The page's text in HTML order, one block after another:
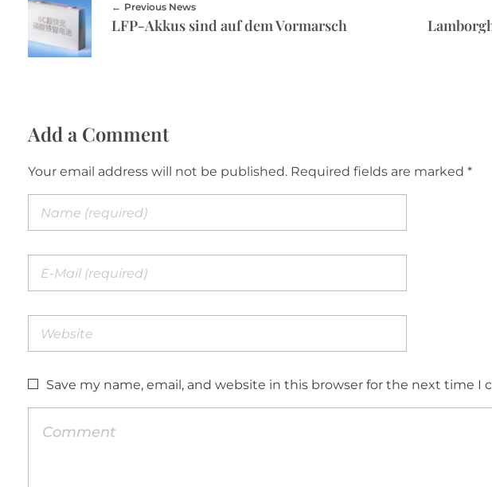
Previous News
LFP-Akkus sind auf dem Vormarsch
Add a Comment
Your email address will not be published. Required fields are marked *
Save my name, email, and website in this browser for the next time I